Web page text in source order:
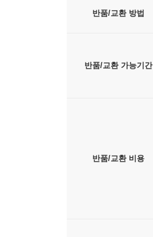
반품/교환 방법
반품/교환 가능기간
반품/교환 비용